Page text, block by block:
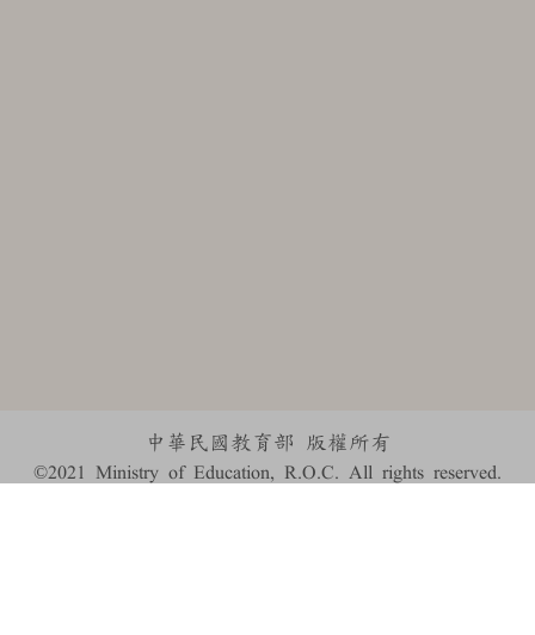
中華民國教育部 版權所有
©2021 Ministry of Education, R.O.C. All rights reserved.